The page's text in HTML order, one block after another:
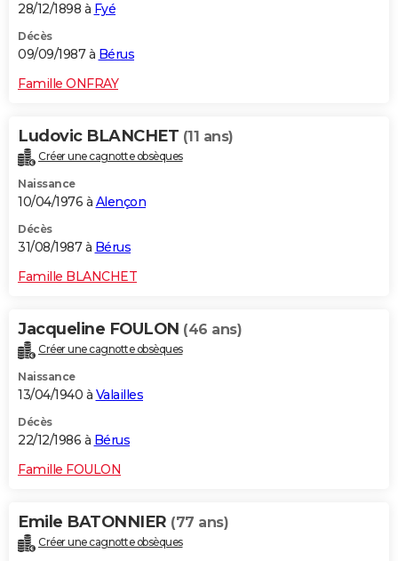
28/12/1898 à Fyé
Décès
09/09/1987 à Bérus
Famille ONFRAY
Ludovic BLANCHET (11 ans)
Créer une cagnotte obsèques
Naissance
10/04/1976 à Alençon
Décès
31/08/1987 à Bérus
Famille BLANCHET
Jacqueline FOULON (46 ans)
Créer une cagnotte obsèques
Naissance
13/04/1940 à Valailles
Décès
22/12/1986 à Bérus
Famille FOULON
Emile BATONNIER (77 ans)
Créer une cagnotte obsèques